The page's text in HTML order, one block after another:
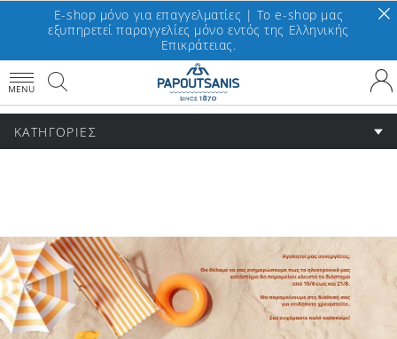
E-shop μόνο για επαγγελματίες | To e-shop μας
εξυπηρετεί παραγγελίες μόνο εντός της Ελληνικής
Επικράτειας.
MENU
ΚΑΤΗΓΟΡΙΕΣ